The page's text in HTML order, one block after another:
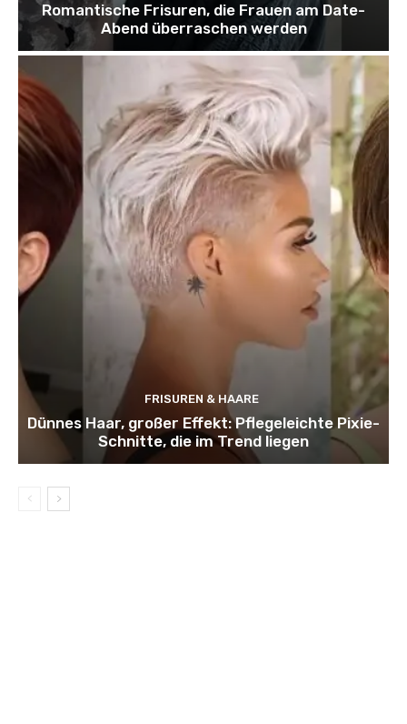
Romantische Frisuren, die Frauen am Date-
Abend überraschen werden
FRISUREN & HAARE
Dünnes Haar, großer Effekt: Pflegeleichte Pixie-
Schnitte, die im Trend liegen